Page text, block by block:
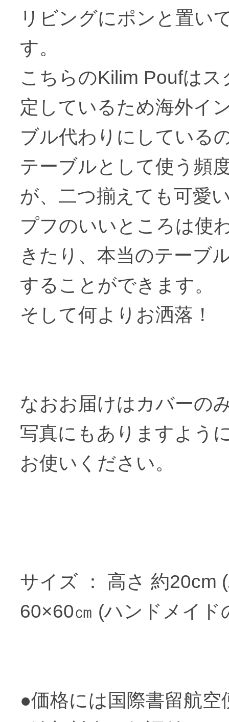
リビングにポンと置い
す。
こちらのKilim Poufは
定しているため海外イ
ブル代わりにしている
テーブルとして使う頻
が、二つ揃えても可愛
プフのいいところは使
きたり、本当のテーブ
することができます。
そして何よりお洒落！
なおお届けはカバーの
写真にもありますよう
お使いください。
サイズ ： 高さ 約
60×60㎝ (ハンドメイド
●価格には国際書留航